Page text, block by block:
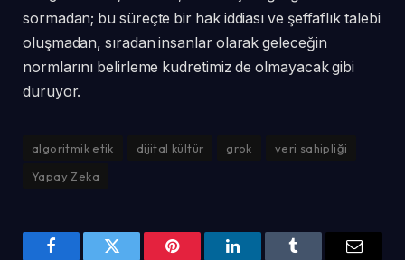
sormadan; bu süreçte bir hak iddiası ve şeffaflık talebi
oluşmadan, sıradan insanlar olarak geleceğin
normlarını belirleme kudretimiz de olmayacak gibi
duruyor.
algoritmik etik dijital kültür grok
veri sahipliği
Yapay Zeka